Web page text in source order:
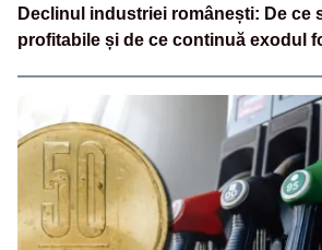
Declinul industriei românești: De ce
profitabile și de ce continuă exodul